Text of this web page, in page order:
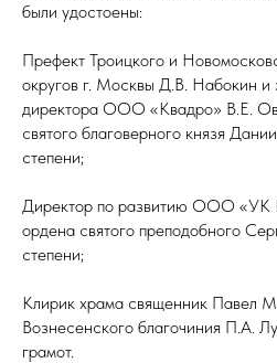
были удостоены:
Префект Троицкого и
округов г. Москвы Д.В. Набокин и
директора ООО «Квадро» В.Е.
святого благоверного князя
степени;
Директор по развитию ООО «УК
ордена святого преподобного
степени;
Клирик храма священник Павел
Вознесенского благочиния П.А.
грамот.